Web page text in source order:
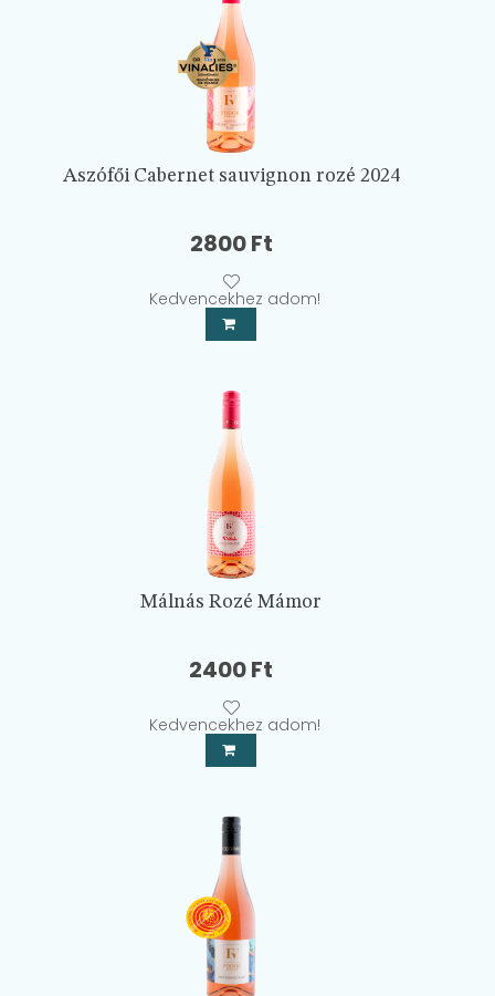
Aszófői Cabernet sauvignon rozé 2024
2800Ft
Kedvencekhez adom!
Málnás Rozé Mámor
2400Ft
Kedvencekhez adom!